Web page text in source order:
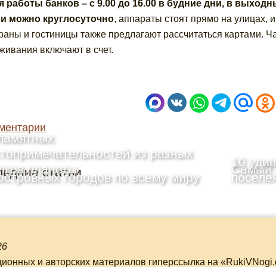
работы банков – с 9.00 до 16.00 в будние дни, в
можно круглосуточно, аппараты стоят прямо на улицах,
и гостиницы также предлагают рассчитаться картами.
включают в счет.
статьи
из разных
планеты
Самый
городов по всему миру
10
и авторских материалов гиперссылка на